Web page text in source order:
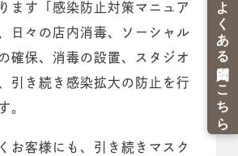
ます「感染防止対策マニュア
日々の店内消毒、ソーシャル
確保、消毒の設置、スタジオ
引き続き感染拡大の防止を行
。
お客様にも、引き続きマスク